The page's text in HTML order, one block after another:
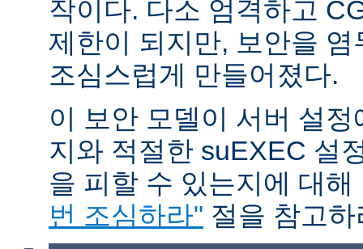
작이다. 다소 엄격하고
제한이 되지만, 보안을
조심스럽게 만들어졌다.
이 보안 모델이 서버 설
지와 적절한 suEXEC 설
을 피할 수 있는지에 대
번 조심하라" 절을 참고하